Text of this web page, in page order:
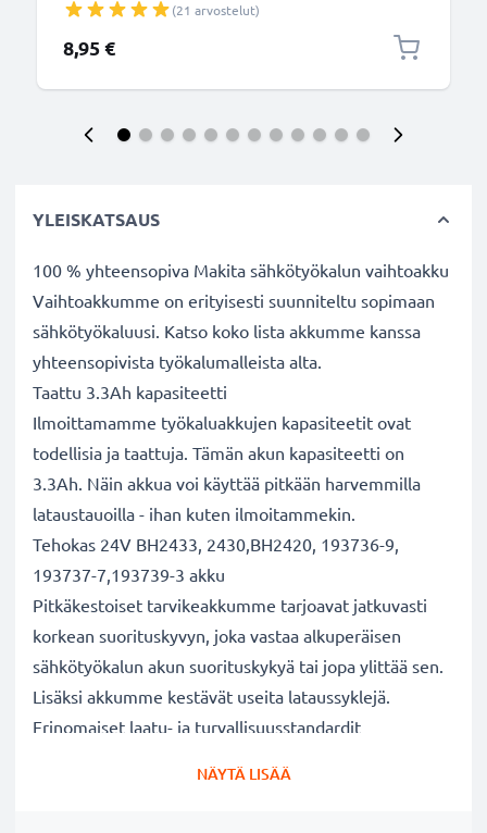
(21 arvostelut)
8,95 €
YLEISKATSAUS
100 % yhteensopiva Makita sähkötyökalun vaihtoakku
Vaihtoakkumme on erityisesti suunniteltu sopimaan
sähkötyökaluusi. Katso koko lista akkumme kanssa
yhteensopivista työkalumalleista alta.
Taattu 3.3Ah kapasiteetti
Ilmoittamamme työkaluakkujen kapasiteetit ovat
todellisia ja taattuja. Tämän akun kapasiteetti on
3.3Ah. Näin akkua voi käyttää pitkään harvemmilla
lataustauoilla - ihan kuten ilmoitammekin.
Tehokas 24V BH2433, 2430,BH2420, 193736-9,
193737-7,193739-3 akku
Pitkäkestoiset tarvikeakkumme tarjoavat jatkuvasti
korkean suorituskyvyn, joka vastaa alkuperäisen
sähkötyökalun akun suorituskykyä tai jopa ylittää sen.
Lisäksi akkumme kestävät useita lataussyklejä.
Erinomaiset laatu- ja turvallisuusstandardit
NÄYTÄ LISÄÄ